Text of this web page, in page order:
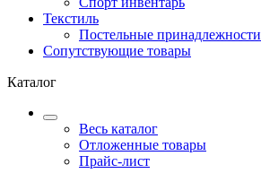
Текстиль
Постельные принадлежности
Сопутствующие товары
Каталог
Весь каталог
Отложенные товары
Прайс-лист